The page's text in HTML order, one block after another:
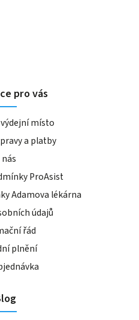
pro vás
místo
a platby
nás
ProAsist
Adamova lékárna
údajů
řád
plnění